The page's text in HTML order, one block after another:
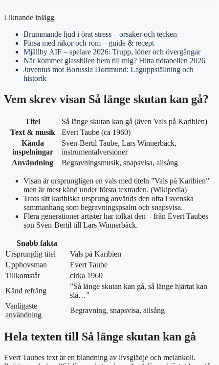
Liknande inlägg
Brummande ljud i örat stress – orsaker och tecken
Pinsa med räkor och rom – guide & recept
Mjällby AIF – spelare 2026: Trupp, löner och övergångar
När kommer glassbilen hem till mig? Hitta tidtabellen 2026
Juventus mot Borussia Dortmund: Laguppställning och
historik
Vem skrev visan Så länge skutan kan gå?
Titel
Så länge skutan kan gå (även Vals på Karibien)
Text & musik
Evert Taube (ca 1960)
Kända
inspelningar
Sven‑Bertil Taube, Lars Winnerbäck,
instrumentalversioner
Användning
Begravningsmusik, snapsvisa, allsång
Visan är ursprungligen en vals med titeln ”Vals på Karibien”
men är mest känd under första textraden. (Wikipedia)
Trots sitt karibiska ursprung används den ofta i svenska
sammanhang som begravningspsalm och snapsvisa.
Flera generationer artister har tolkat den – från Evert Taubes
son Sven‑Bertil till Lars Winnerbäck.
Snabb fakta
Ursprunglig titel
Vals på Karibien
Upphovsman
Evert Taube
Tillkomstår
cirka 1960
Känd refräng
”Så länge skutan kan gå, så länge hjärtat kan
slå…”
Vanligaste
användning
Begravning, snapsvisa, allsång
Hela texten till Så länge skutan kan gå
Evert Taubes text är en blandning av livsglädje och melankoli.